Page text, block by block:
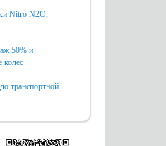
Nitro N2O,
50% и
колес
транспортной